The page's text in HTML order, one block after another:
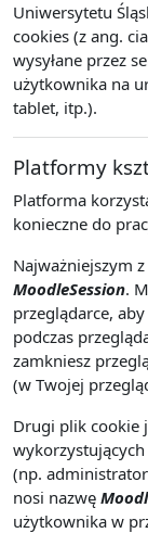
Uniwersytetu
cookies (z ang.
wysyłane przez
użytkownika na
tablet, itp.).
Platformy
Platforma
konieczne do
Najważniejszym
MoodleSession.
przeglądarce,
podczas
zamkniesz
(w Twojej
Drugi plik cookie
(np.
nosi nazwę
użytkownika w